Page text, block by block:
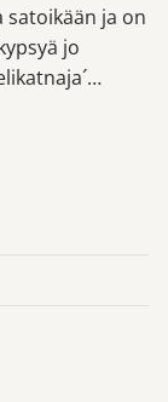
satoikään ja on
jo
toisen